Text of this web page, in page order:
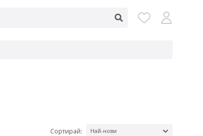
Сортирай: Най-нови